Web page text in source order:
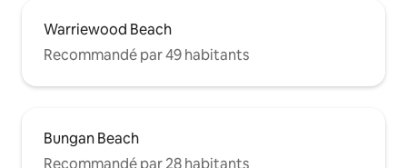
Warriewood Beach
Recommandé par 49 habitants
Bungan Beach
Recommandé par 28 habitants